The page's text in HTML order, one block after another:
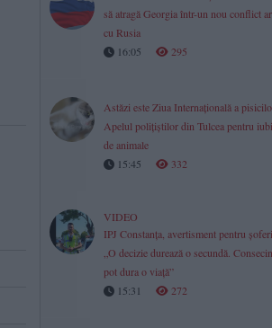
să atragă Georgia într-un nou conflict
cu Rusia
16:05
295
Astăzi este Ziua Internațională a
Apelul polițiștilor din Tulcea pentru
de animale
15:45
332
VIDEO
IPJ Constanța, avertisment pentru
„O decizie durează o secundă.
pot dura o viață”
15:31
272